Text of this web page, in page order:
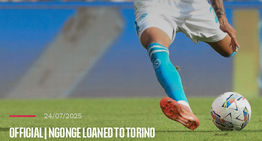
24/07/2025
OFFICIAL | NGONGE LOANED TO TORINO